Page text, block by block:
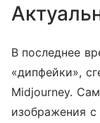
В последнее
«дипфейки»,
Midjourney.
изображения